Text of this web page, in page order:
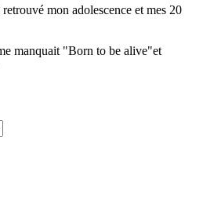
mon adolescence et mes 20
manquait "Born to be alive"et